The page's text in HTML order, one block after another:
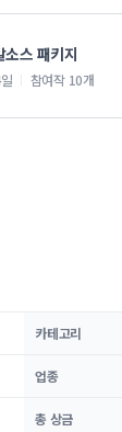
소스 패키지
참여작 10개
카테고리
업종
총 상금